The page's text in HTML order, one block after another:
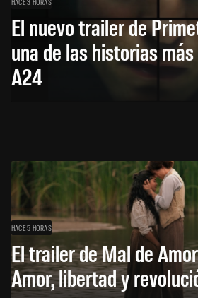
El nuevo trailer de
una de las historias
A24
HACE 5 HORAS
El trailer de Mal de
Amor, libertad y